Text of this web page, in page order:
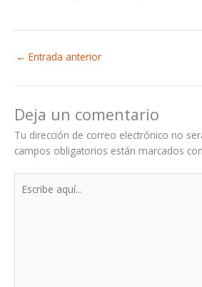
← Entrada anterior
Deja un comentario
Tu dirección de correo electrónico no
campos obligatorios están marcados con
aquí...